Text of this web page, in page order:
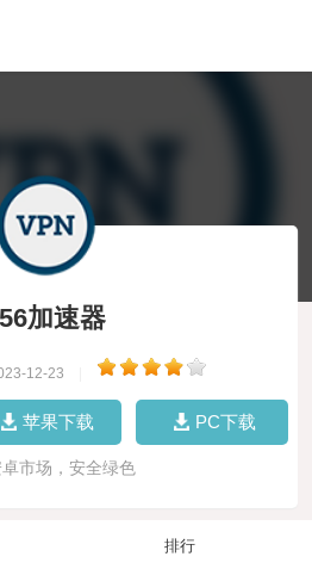
加速器
12-23
苹果下载 PC下载
市场，安全绿色
排行